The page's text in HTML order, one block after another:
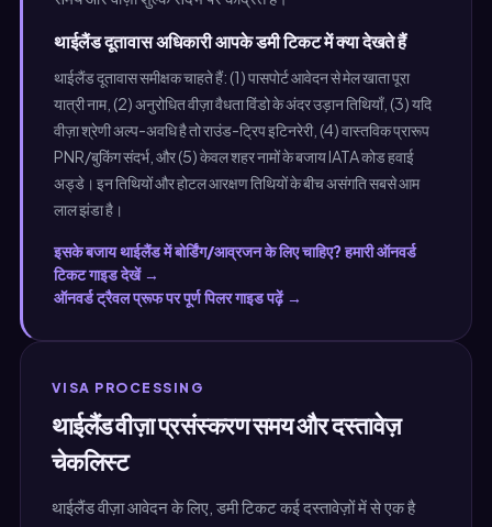
थाईलैंड दूतावास अधिकारी आपके डमी टिकट में क्या देखते हैं
थाईलैंड दूतावास समीक्षक चाहते हैं: (1) पासपोर्ट आवेदन से मेल खाता पूरा
यात्री नाम, (2) अनुरोधित वीज़ा वैधता विंडो के अंदर उड़ान तिथियाँ, (3) यदि
वीज़ा श्रेणी अल्प-अवधि है तो राउंड-ट्रिप इटिनरेरी, (4) वास्तविक प्रारूप
PNR/बुकिंग संदर्भ, और (5) केवल शहर नामों के बजाय IATA कोड हवाई
अड्डे। इन तिथियों और होटल आरक्षण तिथियों के बीच असंगति सबसे आम
लाल झंडा है।
इसके बजाय थाईलैंड में बोर्डिंग/आव्रजन के लिए चाहिए? हमारी ऑनवर्ड
टिकट गाइड देखें →
ऑनवर्ड ट्रैवल प्रूफ पर पूर्ण पिलर गाइड पढ़ें →
VISA PROCESSING
थाईलैंड वीज़ा प्रसंस्करण समय और दस्तावेज़
चेकलिस्ट
थाईलैंड वीज़ा आवेदन के लिए, डमी टिकट कई दस्तावेज़ों में से एक है